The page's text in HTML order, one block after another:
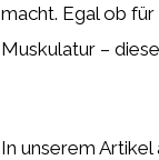
macht. Egal ob
Muskulatur –
In unserem